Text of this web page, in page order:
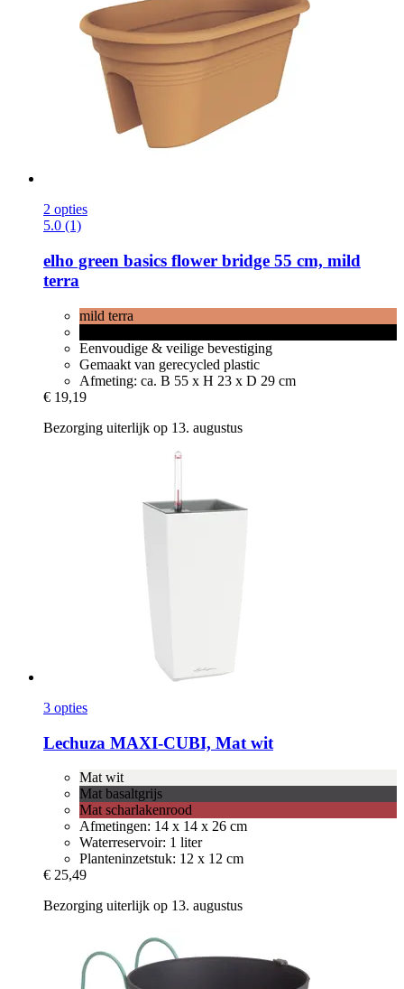
2 opties
5.0 (1)
elho green basics flower bridge 55 cm, mild
terra
mild terra
Eenvoudige & veilige bevestiging
Gemaakt van gerecycled plastic
Afmeting: ca. B 55 x H 23 x D 29 cm
€ 19,19
Bezorging uiterlijk op 13. augustus
3 opties
Lechuza MAXI-​CUBI, Mat wit
Mat wit
Mat basaltgrijs
Mat scharlakenrood
Afmetingen: 14 x 14 x 26 cm
Waterreservoir: 1 liter
Planteninzetstuk: 12 x 12 cm
€ 25,49
Bezorging uiterlijk op 13. augustus